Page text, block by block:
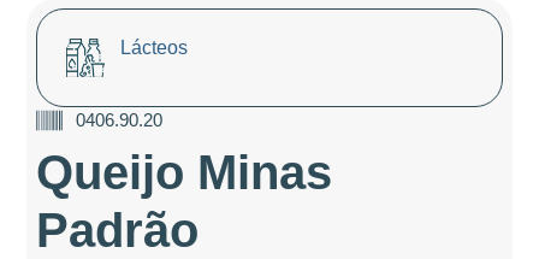
Lácteos
0406.90.20
Queijo Minas
Padrão